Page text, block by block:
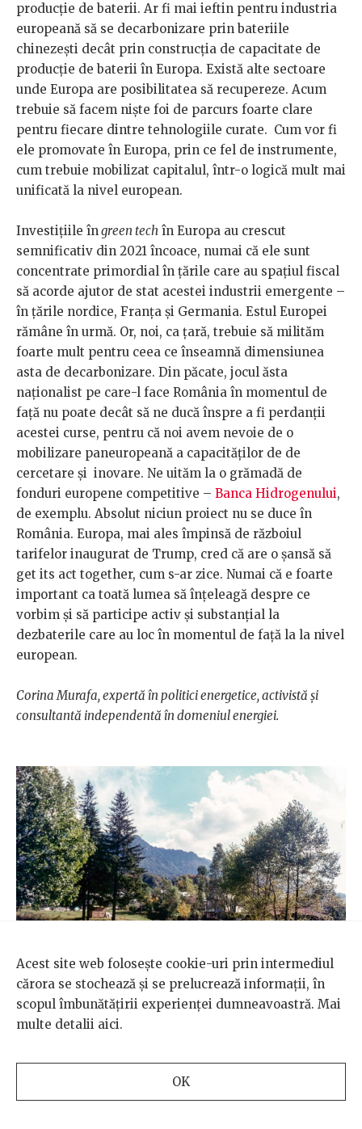
producție de baterii. Ar fi mai ieftin pentru industria
europeană să se decarbonizare prin bateriile
chinezești decât prin construcția de capacitate de
producție de baterii în Europa. Există alte sectoare
unde Europa are posibilitatea să recupereze. Acum
trebuie să facem niște foi de parcurs foarte clare
pentru fiecare dintre tehnologiile curate. Cum vor fi
ele promovate în Europa, prin ce fel de instrumente,
cum trebuie mobilizat capitalul, într-o logică mult mai
unificată la nivel european.
Investițiile îngreen tech în Europa au crescut
semnificativ din 2021 încoace, numai că ele sunt
concentrate primordial în țările care au spațiul fiscal
să acorde ajutor de stat acestei industrii emergente –
în țările nordice, Franța și Germania. Estul Europei
rămâne în urmă. Or, noi, ca țară, trebuie să milităm
foarte mult pentru ceea ce înseamnă dimensiunea
asta de decarbonizare. Din păcate, jocul ăsta
naționalist pe care-l face România în momentul de
față nu poate decât să ne ducă înspre a fi perdanții
acestei curse, pentru că noi avem nevoie de o
mobilizare paneuropeană a capacităților de de
cercetare și inovare. Ne uităm la o grămadă de
fonduri europene competitive – Banca Hidrogenului,
de exemplu. Absolut niciun proiect nu se duce în
România. Europa, mai ales împinsă de războiul
tarifelor inaugurat de Trump, cred că are o șansă să
get its act together, cum s-ar zice. Numai că e foarte
important ca toată lumea să înțeleagă despre ce
vorbim și să participe activ și substanțial la
dezbaterile care au loc în momentul de față la la nivel
european.
Corina Murafa, expertă în politici energetice, activistă și
consultantă independentă în domeniul energiei.
Fotografie realizată de Szoleczki László și preluată din
arhiva Azopan.
„Politicienii par să nu înțeleagă cu
adevărat ce înseamnă schimbările
Acest site web folosește cookie-uri prin intermediul
cărora se stochează și se prelucrează informații, în
scopul îmbunătățirii experienței dumneavoastră. Mai
multe detalii aici.
OK